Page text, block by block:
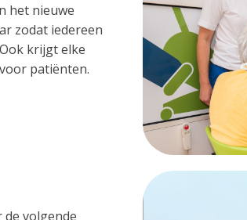
het nieuwe
zodat iedereen
krijgt elke
patiënten.
volgende